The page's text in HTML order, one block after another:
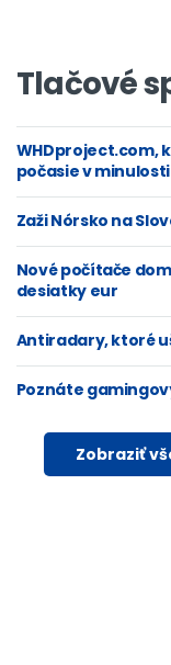
Tlačové
WHDproject.com,
počasie v minulosti
Zaži Nórsko na
Nové počítače
desiatky eur
Antiradary, ktoré
Poznáte
Zobraziť